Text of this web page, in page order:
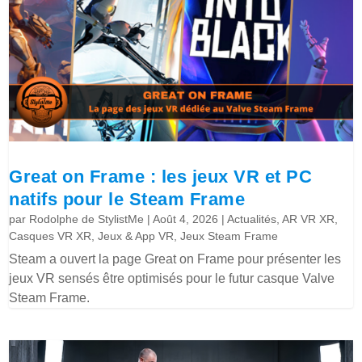
Great on Frame : les jeux VR et PC
natifs pour le Steam Frame
par Rodolphe de StylistMe |Août 4, 2026 |Actualités,AR VR XR,
Casques VR XR,Jeux & App VR,Jeux Steam Frame
Steam a ouvert la page Great on Frame pour présenter les
jeux VR sensés être optimisés pour le futur casque Valve
Steam Frame.